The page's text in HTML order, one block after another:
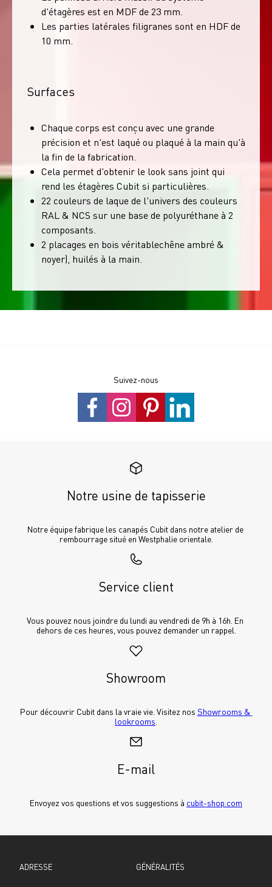
d'étagères est en MDF de 23 mm.
Les parties latérales filigranes sont en HDF de
10 mm.
Surfaces
Chaque corps est conçu avec une grande
précision et n'est laqué ou plaqué à la main qu'à
la fin de la fabrication.
Cela permet d'obtenir le look sans joint qui
rend les étagères Cubit si particulières.
22 couleurs de laque de l'univers des couleurs
RAL & NCS sur une base de polyuréthane à 2
composants.
2 placages en bois véritablechêne ambré &
noyer), huilés à la main.
Suivez-nous
Notre usine de tapisserie
Notre équipe fabrique les canapés Cubit dans notre atelier de
rembourrage situé en Westphalie orientale.
Service client
Vous pouvez nous joindre du lundi au vendredi de 9h à 16h. En
dehors de ces heures, vous pouvez demander un rappel.
Showroom
Pour découvrir Cubit dans la vraie vie. Visitez nos Showrooms &
lookrooms
E-mail
Envoyez vos questions et vos suggestions à cubit-shop.com
ADRESSE GÉNÉRALITÉS